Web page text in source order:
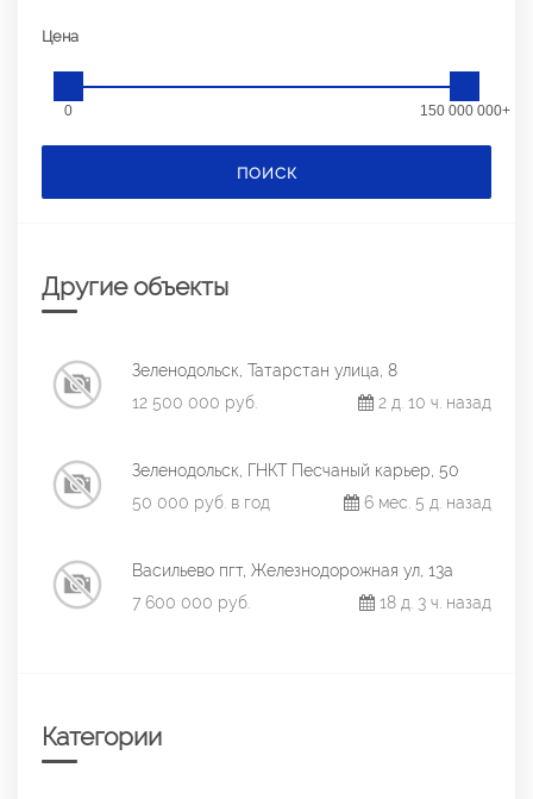
Цена
0 150 000 000+
ПОИСК
Другие объекты
Зеленодольск, Татарстан улица, 8
12 500 000 руб.
2 д. 10 ч. назад
Зеленодольск, ГНКТ Песчаный карьер, 50
50 000 руб. в год
6 мес. 5 д. назад
Васильево пгт, Железнодорожная ул, 13а
7 600 000 руб.
18 д. 3 ч. назад
Категории